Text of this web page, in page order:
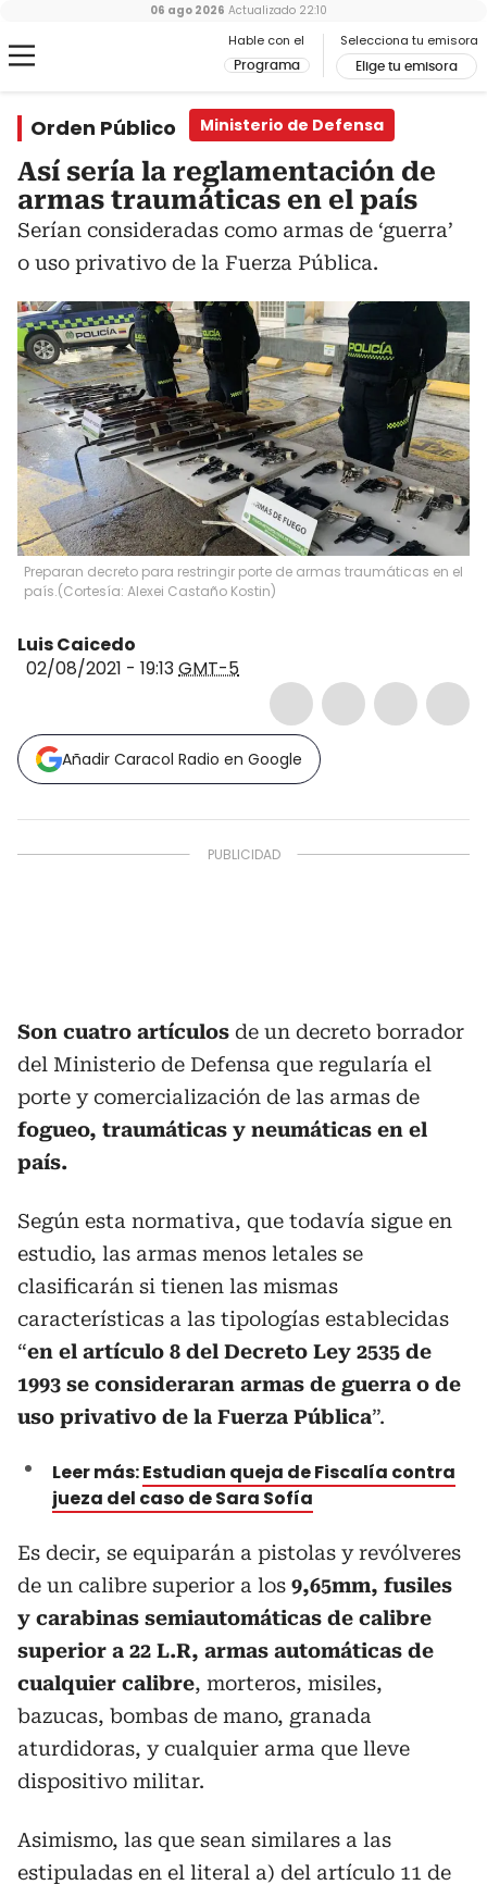
Hable con el
Programa
Selecciona tu emisora
Elige tu emisora
06 ago 2026 Actualizado 22:10
Orden Público Ministerio de Defensa
Así sería la reglamentación de
armas traumáticas en el país
Serían consideradas como armas de ‘guerra’
o uso privativo de la Fuerza Pública.
Preparan decreto para restringir porte de armas traumáticas en el
país.(Cortesía: Alexei Castaño Kostin)
Luis Caicedo
02/08/2021 - 19:13GMT-5
Añadir Caracol Radio en Google
Son cuatro artículos de un decreto borrador
del Ministerio de Defensa que regularía el
porte y comercialización de las armas de
fogueo, traumáticas y neumáticas en el
país.
Según esta normativa, que todavía sigue en
estudio, las armas menos letales se
clasificarán si tienen las mismas
características a las tipologías establecidas
“en el artículo 8 del Decreto Ley 2535 de
1993 se consideraran armas de guerra o de
uso privativo de la Fuerza Pública”.
Leer más:Estudian queja de Fiscalía contra
jueza del caso de Sara Sofía
Es decir, se equiparán a pistolas y revólveres
de un calibre superior a los 9,65mm, fusiles
y carabinas semiautomáticas de calibre
superior a 22 L.R, armas automáticas de
cualquier calibre, morteros, misiles,
bazucas, bombas de mano, granada
aturdidoras, y cualquier arma que lleve
dispositivo militar.
Asimismo, las que sean similares a las
estipuladas en el literal a) del artículo 11 de